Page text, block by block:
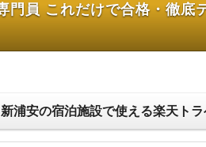
門員 これだけで合格・徹底
浦安の宿泊施設で使える楽天ト